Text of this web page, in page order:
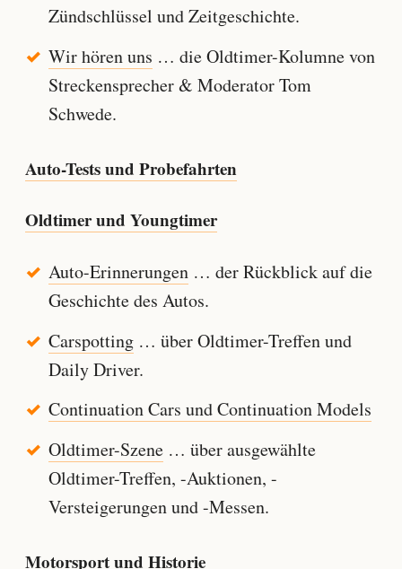
Zündschlüssel und Zeitgeschichte.
Wir hören uns … die Oldtimer-Kolumne von
Streckensprecher & Moderator Tom
Schwede.
Auto-Tests und Probefahrten
Oldtimer und Youngtimer
Auto-Erinnerungen… der Rückblick auf die
Geschichte des Autos.
Carspotting… über Oldtimer-Treffen und
Daily Driver.
Continuation Cars und Continuation Models
Oldtimer-Szene… über ausgewählte
Oldtimer-Treffen, -Auktionen, -
Versteigerungen und -Messen.
Motorsport und Historie